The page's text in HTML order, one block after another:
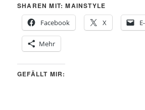
SHAREN MIT: MAINSTYLE
Facebook
X
Mehr
GEFÄLLT MIR: